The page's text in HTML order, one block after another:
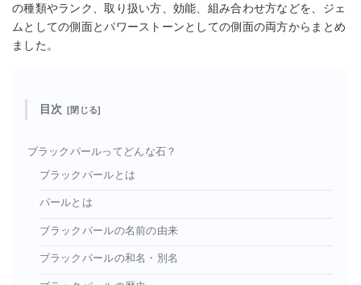
の種類やランク、取り扱い方、効能、組み合わせ方などを、ジェ
ムとしての側面とパワーストーンとしての側面の両方からまとめ
ました。
目次
ブラックパールってどんな石？
ブラックパールとは
パールとは
ブラックパールの名前の由来
ブラックパールの和名・別名